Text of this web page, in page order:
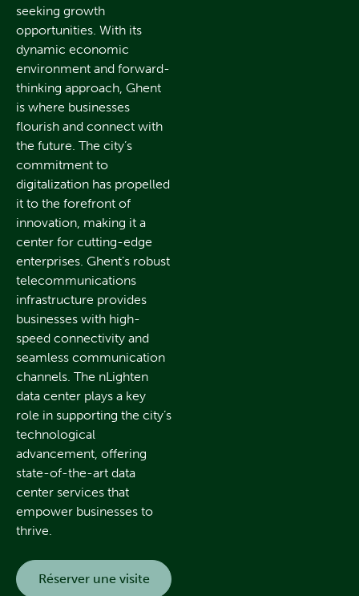
seeking growth
opportunities. With its
dynamic economic
environment and forward-
thinking approach, Ghent
is where businesses
flourish and connect with
the future. The city’s
commitment to
digitalization has propelled
it to the forefront of
innovation, making it a
center for cutting-edge
enterprises. Ghent’s robust
telecommunications
infrastructure provides
businesses with high-
speed connectivity and
seamless communication
channels. The nLighten
data center plays a key
role in supporting the city’s
technological
advancement, offering
state-of-the-art data
center services that
empower businesses to
thrive.
Réserver une visite